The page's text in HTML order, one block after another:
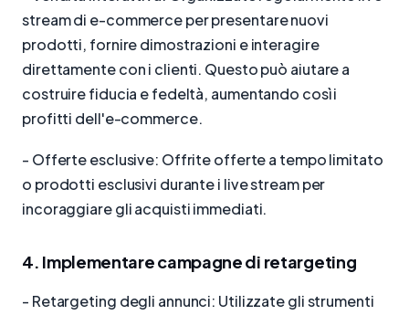
stream di e-commerce per presentare nuovi
prodotti, fornire dimostrazioni e interagire
direttamente con i clienti. Questo può aiutare a
costruire fiducia e fedeltà, aumentando così i
profitti dell'e-commerce.
- Offerte esclusive: Offrite offerte a tempo limitato
o prodotti esclusivi durante i live stream per
incoraggiare gli acquisti immediati.
4. Implementare campagne di retargeting
- Retargeting degli annunci: Utilizzate gli strumenti